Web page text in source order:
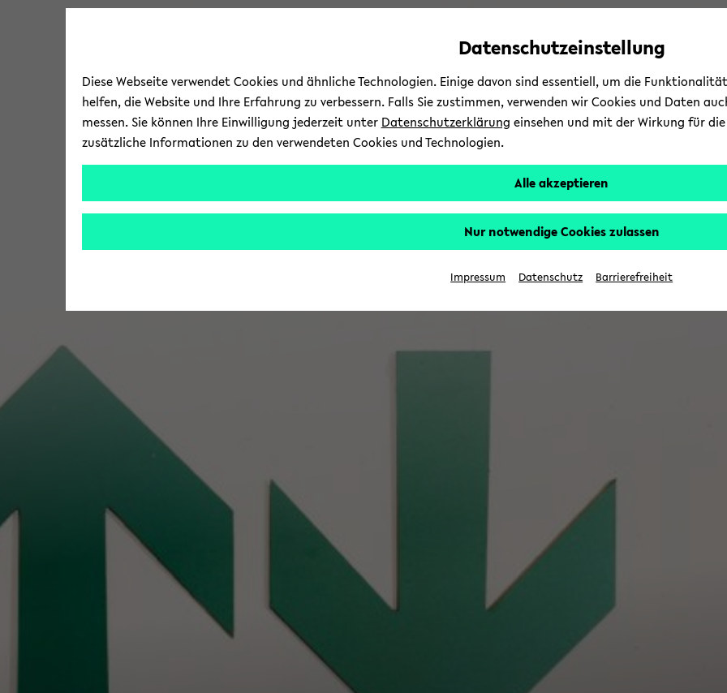
Automatische
vermeiden
zum
wechseln
zum
wechseln
zum
wechseln
Datenschutzeinstellung
Diese Webseite verwendet Cookies und ähnliche Technologien. Einige davon sind essentiell, um die
helfen, die Website und Ihre Erfahrung zu verbessern. Falls Sie zustimmen, verwenden wir Cookies und Daten
messen. Sie können Ihre Einwilligung jederzeit unter Datenschutzerklärung einsehen und mit der Wirkung für
zusätzliche Informationen zu den verwendeten Cookies und Technologien.
Alle akzeptieren
Nur notwendige Cookies zulassen
Impressum Datenschutz Barrierefreiheit